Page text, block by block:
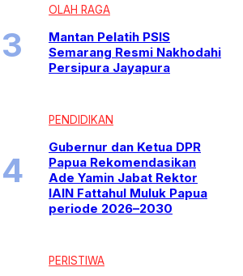
OLAH RAGA
Mantan Pelatih PSIS
Semarang Resmi Nakhodahi
Persipura Jayapura
PENDIDIKAN
Gubernur dan Ketua DPR
Papua Rekomendasikan
Ade Yamin Jabat Rektor
IAIN Fattahul Muluk Papua
periode 2026–2030
PERISTIWA